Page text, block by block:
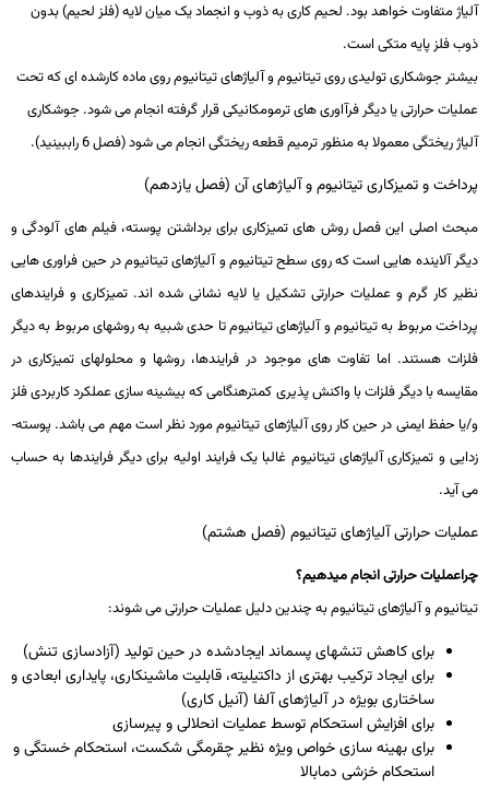
آلیاژ متفاوت خواهد بود. لحیم­ کاری به ذوب و انجماد یک میان ­لایه (فلز لحیم) بدون
ذوب فلز پایه متکی است.
بیشتر جوشکاری تولیدی روی تیتانیوم و آلیاژهای تیتانیوم روی ماده کارشده ­ای که تحت
عملیات­ حرارتی یا دیگر فرآاوری­ های ترمومکانیکی قرار گرفته انجام می­ شود. جوشکاری
آلیاژ ریختگی معمولا به منظور ترمیم قطعه ریختگی انجام می­ شود (فصل 6 راببینید).
پرداخت و تمیزکاری تیتانیوم و آلیاژهای آن (فصل یازدهم)
مبحث اصلی این فصل روش­ های تمیزکاری برای برداشتن پوسته، فیلم ­های آلودگی و
دیگر آلاینده ­هایی است که روی سطح تیتانیوم و آلیاژهای تیتانیوم در حین فراوری ­هایی
نظیر کار گرم و عملیات­ حرارتی تشکیل یا لایه­ نشانی شده­ اند. تمیزکاری و فرایندهای
پرداخت مربوط به تیتانیوم و آلیاژهای تیتانیوم تا حدی شبیه به روش­های مربوط به دیگر
فلزات هستند. اما تفاوت­ های موجود در فرایندها، روش­ها و محلول­های تمیزکاری در
مقایسه با دیگر فلزات با واکنش ­پذیری کمترهنگامی که بیشینه­ سازی عملکرد کاربردی فلز
و/یا حفظ ایمنی در حین کار روی آلیاژهای تیتانیوم مورد نظر است مهم می­ باشد. پوسته­
زدایی و تمیزکاری آلیاژهای تیتانیوم غالبا یک فرایند اولیه برای دیگر فرایندها به حساب
می ­آید.
عملیات حرارتی آلیاژهای تیتانیوم (فصل هشتم)
چراعملیات حرارتی انجام می­دهیم؟
تیتانیوم و آلیاژهای تیتانیوم به چندین دلیل عملیات حرارتی می­ شوند:
برای کاهش تنش­های پسماند ایجادشده در حین تولید (آزادسازی تنش)
برای ایجاد ترکیب بهتری از داکتیلیته، قابلیت ماشین­کاری، پایداری ابعادی و
ساختاری بویژه در آلیاژهای آلفا (آنیل­ کاری)
برای افزایش استحکام توسط عملیات انحلالی و پیرسازی
برای بهینه­ سازی خواص ویژه نظیر چقرمگی شکست، استحکام خستگی و
استحکام خزشی دمابالا